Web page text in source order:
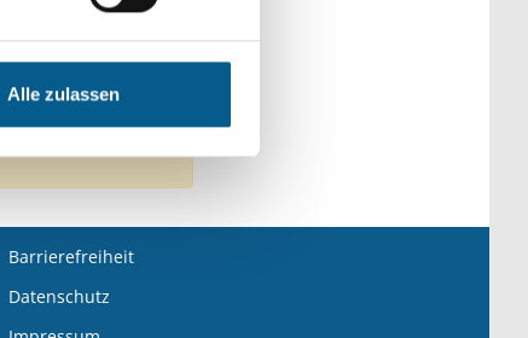
Alle zulassen
Barrierefreiheit
Datenschutz